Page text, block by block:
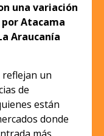
una variación
Atacama
Araucanía
un
de
están
donde